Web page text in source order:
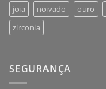
joia
noivado ouro
zirconia
SEGURANÇA